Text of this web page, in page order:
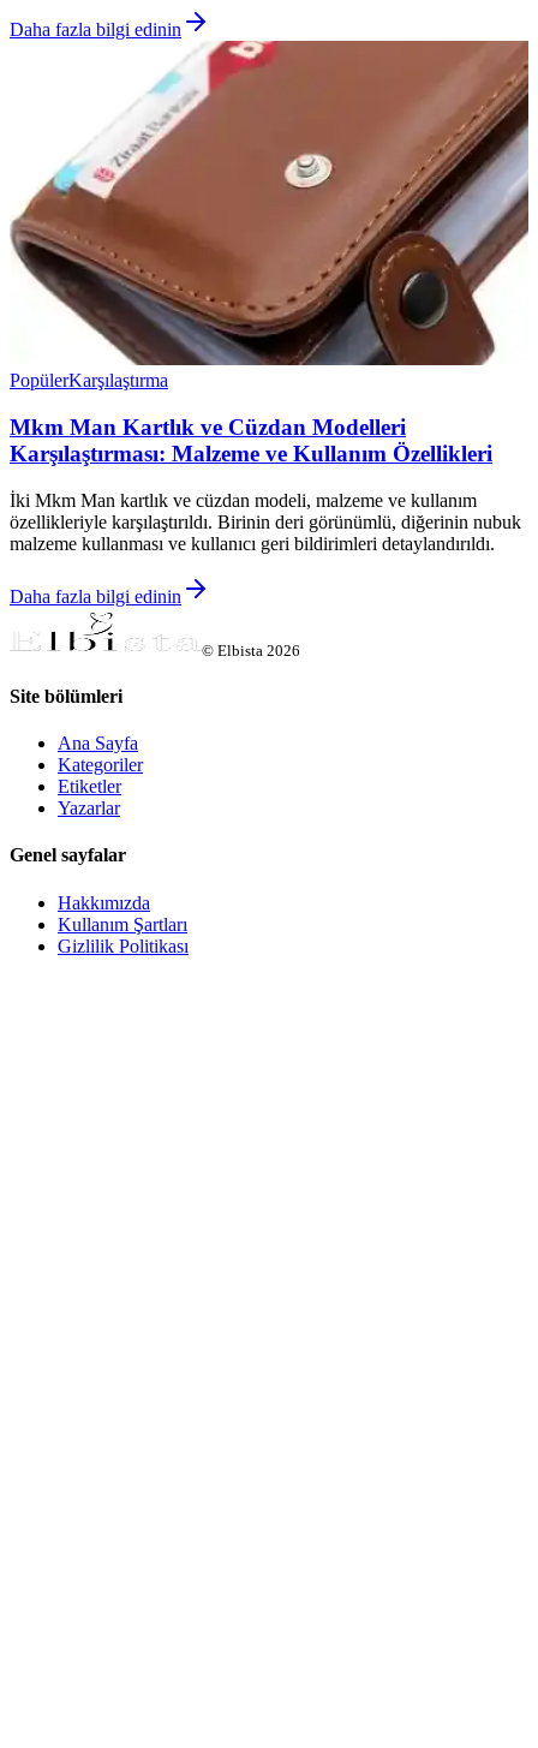
Daha fazla bilgi edinin
PopülerKarşılaştırma
Mkm Man Kartlık ve Cüzdan Modelleri
Karşılaştırması: Malzeme ve Kullanım Özellikleri
İki Mkm Man kartlık ve cüzdan modeli, malzeme ve kullanım
özellikleriyle karşılaştırıldı. Birinin deri görünümlü, diğerinin nubuk
malzeme kullanması ve kullanıcı geri bildirimleri detaylandırıldı.
Daha fazla bilgi edinin
© Elbista 2026
Site bölümleri
Ana Sayfa
Kategoriler
Etiketler
Yazarlar
Genel sayfalar
Hakkımızda
Kullanım Şartları
Gizlilik Politikası